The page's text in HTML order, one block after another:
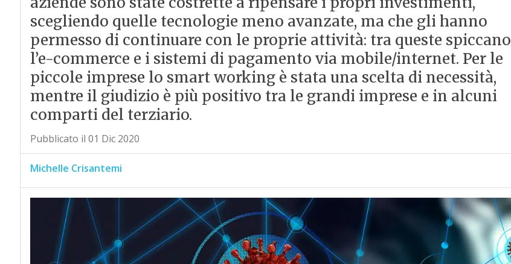
scegliendo quelle tecnologie meno avanzate, ma che gli hanno
permesso di continuare con le proprie attività: tra queste spiccano
l’e-commerce e i sistemi di pagamento via mobile/internet. Per le
piccole imprese lo smart working è stata una scelta di necessità,
mentre il giudizio è più positivo tra le grandi imprese e in alcuni
comparti del terziario.
Pubblicato il 01 Dic 2020
Michelle Crisantemi